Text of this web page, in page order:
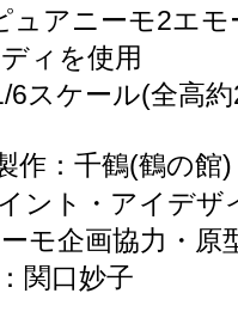
アニーモ2エモ
ィを使用
6スケール(全高
作：千鶴(鶴の館)
ント・アイデザ
モ企画協力・原
関口妙子